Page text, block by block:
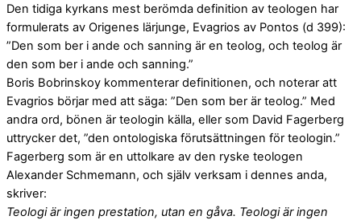
Den tidiga kyrkans mest berömda definition av teologen har
formulerats av Origenes lärjunge, Evagrios av Pontos (d 399):
”Den som ber i ande och sanning är en teolog, och teolog är
den som ber i ande och sanning.”
Boris Bobrinskoy kommenterar definitionen, och noterar att
Evagrios börjar med att säga: ”Den som ber är teolog.” Med
andra ord, bönen är teologin källa, eller som David Fagerberg
uttrycker det, ”den ontologiska förutsättningen för teologin.”
Fagerberg som är en uttolkare av den ryske teologen
Alexander Schmemann, och själv verksam i dennes anda,
skriver:
Teologi är ingen prestation, utan en gåva. Teologi är ingen